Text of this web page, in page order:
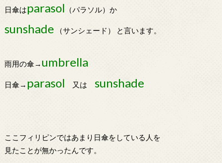
日傘はparasol （パラソル）か
sunshade （サンシェード） と言います。
雨用の傘→ umbrella
日傘→ parasol 又は sunshade
ここフィリピンではあまり日傘をしている人を
見たことが無かったんです。